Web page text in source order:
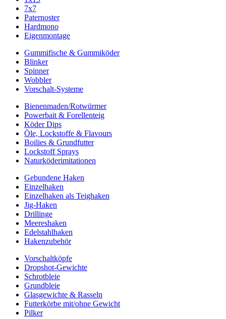
7x7
Paternoster
Hardmono
Eigenmontage
Gummifische & Gummiköder
Blinker
Spinner
Wobbler
Vorschalt-Systeme
Bienenmaden/Rotwürmer
Powerbait & Forellenteig
Köder Dips
Öle, Lockstoffe & Flavours
Boilies & Grundfutter
Lockstoff Sprays
Naturköderimitationen
Gebundene Haken
Einzelhaken
Einzelhaken als Teighaken
Jig-Haken
Drillinge
Meereshaken
Edelstahlhaken
Hakenzubehör
Vorschaltköpfe
Dropshot-Gewichte
Schrotbleie
Grundbleie
Glasgewichte & Rasseln
Futterkörbe mit/ohne Gewicht
Pilker